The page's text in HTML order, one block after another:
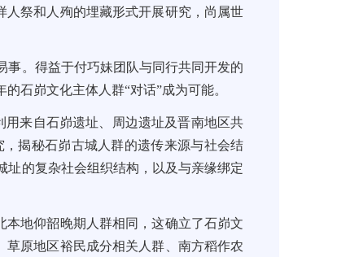
祭和人殉的埋藏形式开展研究，尚属世
。得益于付巧妹团队与同行共同开发的
石峁文化主体人群“对话”成为可能。
用来自石峁遗址、周边遗址及晋南地区共
揭秘石峁古城人群的遗传来源与社会结
的复杂社会组织结构，以及与亲缘绑定
地仰韶晚期人群相同，这确立了石峁文
原地区裕民成分相关人群、南方稻作农